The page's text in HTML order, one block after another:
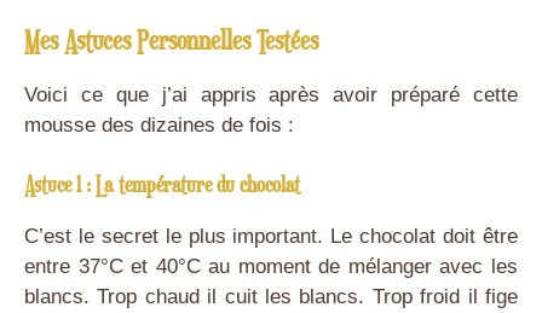
Mes Astuces Personnelles Testées
Voici ce que j’ai appris après avoir préparé cette
mousse des dizaines de fois :
Astuce 1 : La température du chocolat
C’est le secret le plus important. Le chocolat doit être
entre 37°C et 40°C au moment de mélanger avec les
blancs. Trop chaud il cuit les blancs. Trop froid il fige